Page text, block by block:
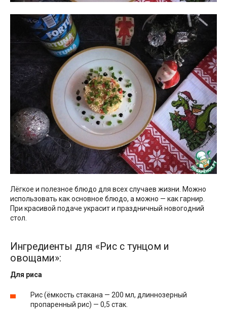
Лёгкое и полезное блюдо для всех случаев жизни. Можно
использовать как основное блюдо, а можно — как гарнир.
При красивой подаче украсит и праздничный новогодний
стол.
Ингредиенты для «Рис с тунцом и
овощами»:
Для риса
Рис (ёмкость стакана — 200 мл, длиннозерный
пропаренный рис) — 0,5 стак.